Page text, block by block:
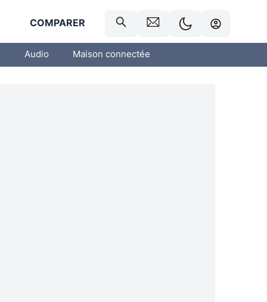
COMPARER
Audio Maison connectée